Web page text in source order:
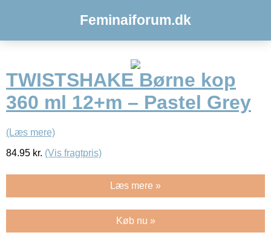
Feminaiforum.dk
TWISTSHAKE Børne kop
360 ml 12+m – Pastel Grey
(Læs mere)
84.95 kr. (Vis fragtpris)
Læs mere »
Køb nu »